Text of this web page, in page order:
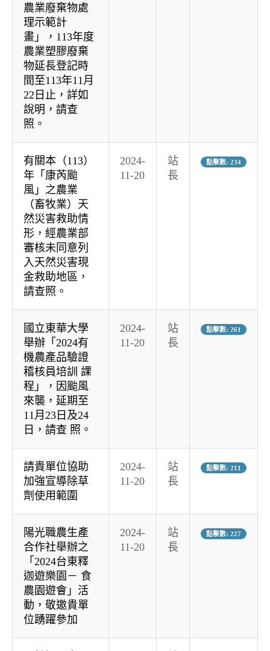
農業廢棄物處
理示範計
畫」，113年度
農業塑膠廢棄
物延長登記時
間至113年11月
22日止，詳如
說明，請查
照。
有關本（113）
年「康芮颱
風」之農業
（畜牧業）天
然災害救助情
形，經農業部
審核未同意列
入天然災害現
金救助地區，
請查照。
2024-
11-20
站
長
點擊數: 234
國立東華大學
舉辦「2024有
機農產品驗證
稽核員培訓 課
程」，因颱風
來襲，延期至
11月23日及24
日，請查 照。
2024-
11-20
站
長
點擊數: 261
請貴單位協助
加強宣導除草
劑使用範圍
2024-
11-20
站
長
點擊數: 211
陽光職農生產
合作社舉辦之
「2024台東釋
迦遊樂園－ 食
農園遊會」活
動，敬邀貴單
位踴躍參加
2024-
11-20
站
長
點擊數: 227